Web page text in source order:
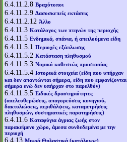
6.4.11.2.8 Βραχότοποι
6.4.11.2.9 Δασοσκεπείς εκτάσεις
6.4.11.2.12 Άλλο
6.4.11.3 Κατάλογος των πτηνών της περιοχής
6.4.11.5 Ενδημικά, σπάνια, ή απειλούμενα είδη
6.4.11.5.1 Περιοχές εξάπλωσης
6.4.11.5.2 Κατάσταση πληθυσμού
6.4.11.5.3 Νομικό καθεστώς προστασίας
6.4.11.5.4 Ιστορικά στοιχεία (είδη που υπήρχαν
και δεν απαντώνται σήμερα, είδη που εμφανίζονται
σήμερα ενώ δεν υπήρχαν στο παρελθόν)
6.4.11.5.5 Ειδικές δραστηριότητες
(απελευθερώσεις, απαγορεύσεις κυνηγιού,
δακτυλιώσεις, περιθάλψεις, καταμετρήσεις
πληθυσμών, συστηματικές παρατηρήσεις)
6.4.11.6 Καταφύγια άγριας ζωής στον
παρακείμενο χώρο, άμεσα συνδεδεμένα με την
περιοχή
6.4.13 Μικρά Θηλαστικά (κατάλογος)